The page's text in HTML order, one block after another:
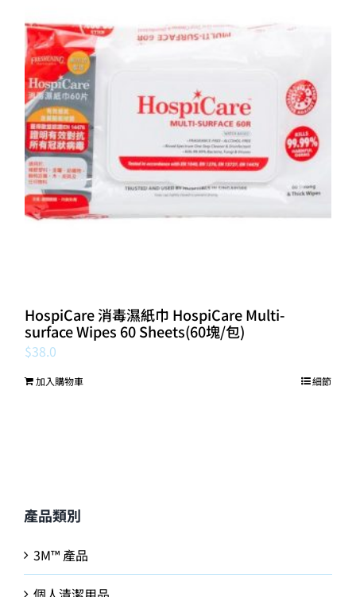
HospiCare 消毒濕紙巾 HospiCare Multi-
surface Wipes 60 Sheets(60塊/包)
$38.0
加入購物車 細節
產品類別
3M™ 產品